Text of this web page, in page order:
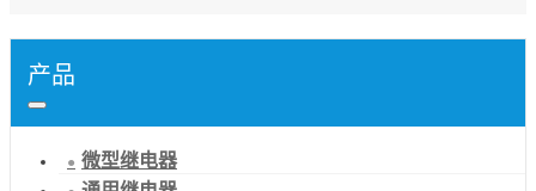
产品
微型继电器